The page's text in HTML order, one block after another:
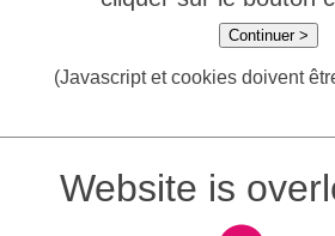
Continuer >
(Javascript et cookies doivent
Website is